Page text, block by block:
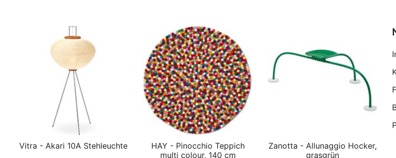
Vitra - Akari 10A Stehleuchte
HAY - Pinocchio Teppich
multi colour, 140 cm
Zanotta - Allunaggio Hocker,
grasgrün